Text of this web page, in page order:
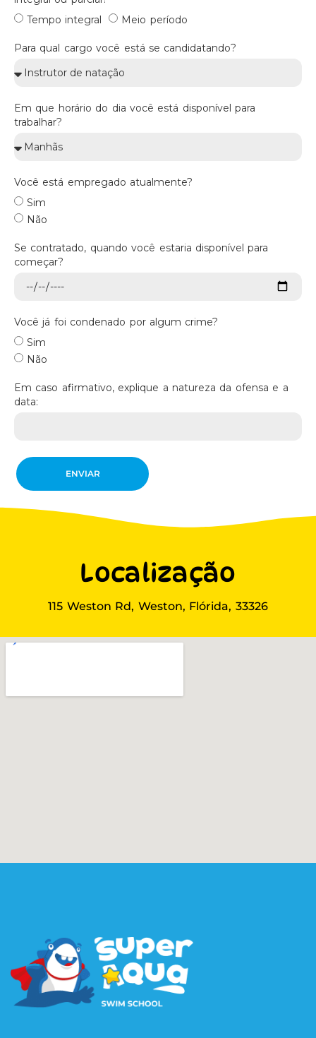
Tempo integral
Meio período
Para qual cargo você está se candidatando?
Em que horário do dia você está disponível para
trabalhar?
Você está empregado atualmente?
Sim
Não
Se contratado, quando você estaria disponível para
começar?
Você já foi condenado por algum crime?
Sim
Não
Em caso afirmativo, explique a natureza da ofensa e a
data:
ENVIAR
Localização
115 Weston Rd, Weston, Flórida, 33326